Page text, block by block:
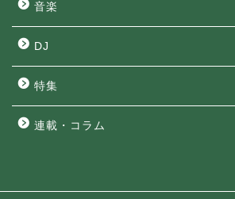
音楽
DJ
特集
連載・コラム